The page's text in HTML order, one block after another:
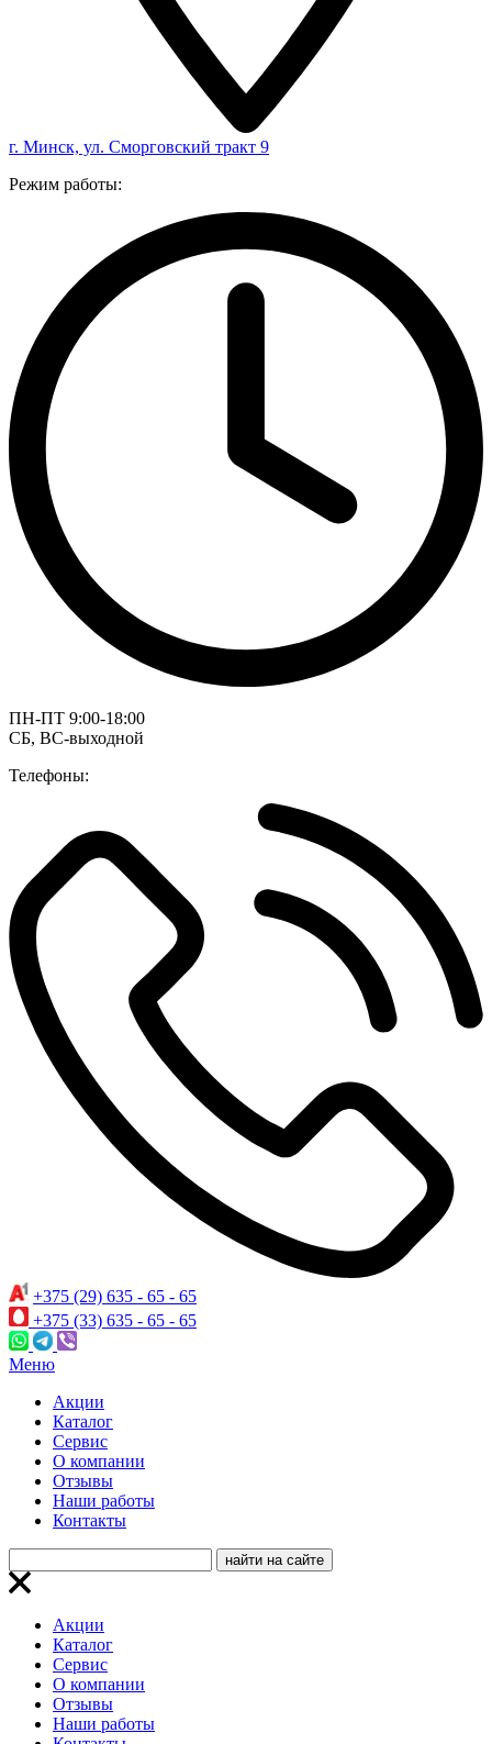
г. Минск, ул. Сморговский тракт 9
Режим работы:
ПН-ПТ 9:00-18:00
СБ, ВС-выходной
Телефоны:
+375 (29) 635 - 65 - 65
+375 (33) 635 - 65 - 65
Меню
Акции
Каталог
Сервис
О компании
Отзывы
Наши работы
Контакты
Акции
Каталог
Сервис
О компании
Отзывы
Наши работы